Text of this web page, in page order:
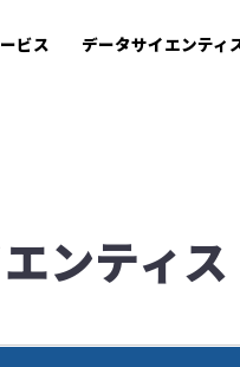
ビス データサイエンティ
ンティ